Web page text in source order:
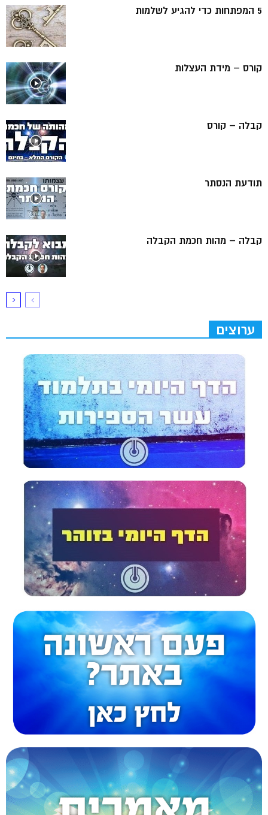
5 המפתחות כדי להגיע לשלמות
קורס – מידת העצלות
קבלה – קורס
תודעת הנסתר
קבלה – מהות חכמת הקבלה
ערוצים